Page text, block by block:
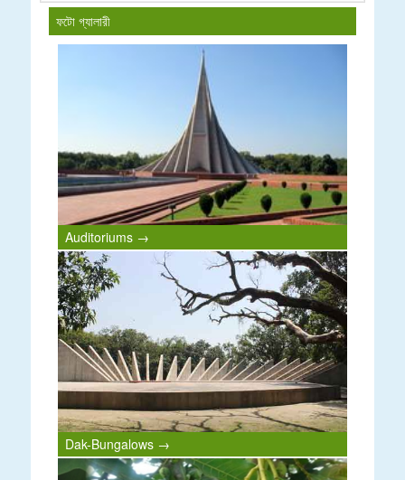
ফটো গ্যালারী
Auditoriums →
Dak-Bungalows →